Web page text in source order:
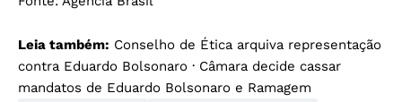
Leia também: Conselho de Ética arquiva representação
contra Eduardo Bolsonaro · Câmara decide cassar
mandatos de Eduardo Bolsonaro e Ramagem